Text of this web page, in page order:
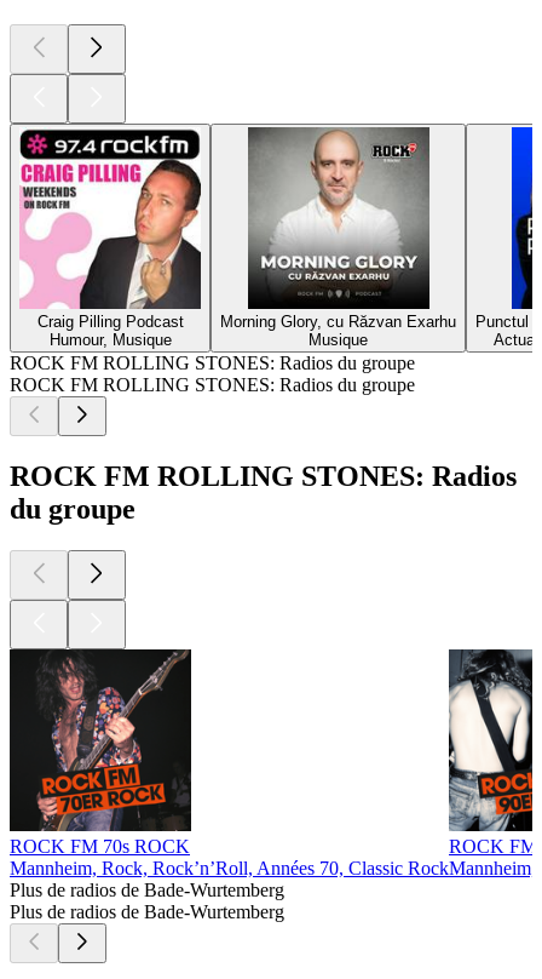
Craig Pilling Podcast
Humour, Musique
Morning Glory, cu Răzvan Exarhu
Musique
Punctul
ROCK FM ROLLING STONES: Radios du groupe
ROCK FM ROLLING STONES: Radios du groupe
ROCK FM ROLLING STONES: Radios
du groupe
ROCK FM 70s ROCK
Mannheim, Rock, Rock’n’Roll, Années 70, Classic Rock
ROCK FM
Mannheim,
Plus de radios de Bade-Wurtemberg
Plus de radios de Bade-Wurtemberg